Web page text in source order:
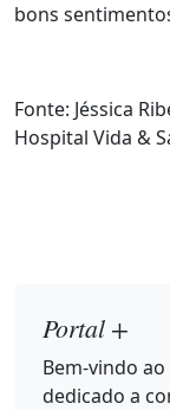
bons
Fonte: Jéssica
Hospital Vida &
Portal +
Bem-vindo
dedicado a